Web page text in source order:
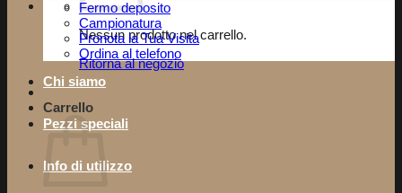
Nessun prodotto nel carrello.
Ritorna al negozio
Carrello
Fermo deposito
Campionatura
Pronota la Tua Visita​
Ordina al telefono
Chi siamo
Pezzi speciali
Info di utilizzo